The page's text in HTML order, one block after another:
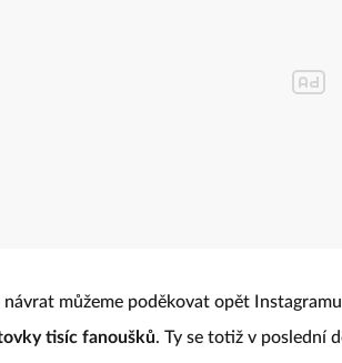
můžeme poděkovat opět
tisíc fanoušků. Ty se totiž v poslední